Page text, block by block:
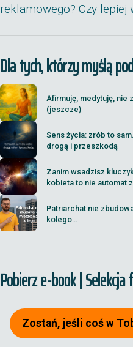
reklamowego? Czy lepiej
Dla tych, którzy myślą
Afirmuję, medytuję, nie
(jeszcze)
Sens życia: zrób to
drogą i przeszkodą
Zanim wsadzisz
kobieta to nie automat
Patriarchat nie
kolego...
Pobierz e-book |
Zostań, jeśli coś w